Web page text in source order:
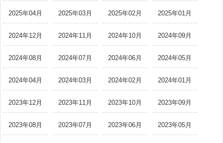
2025年04月 2025年03月 2025年02月 2025年01月
2024年12月 2024年11月 2024年10月 2024年09月
2024年08月 2024年07月 2024年06月 2024年05月
2024年04月 2024年03月 2024年02月 2024年01月
2023年12月 2023年11月 2023年10月 2023年09月
2023年08月 2023年07月 2023年06月 2023年05月